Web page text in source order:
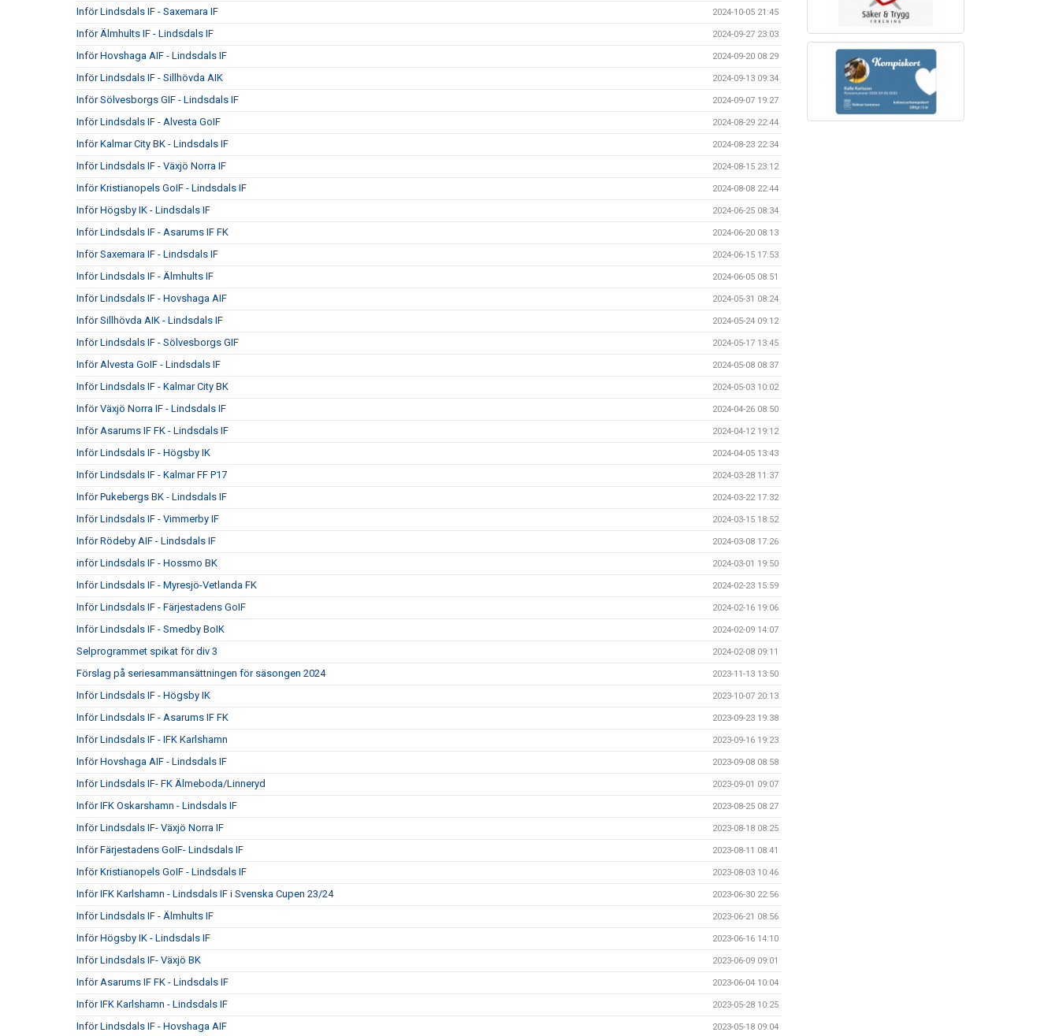
Inför Lindsdals IF - Saxemara IF 2024-10-05 21:45
Inför Älmhults IF - Lindsdals IF 2024-09-27 23:03
Inför Hovshaga AIF - Lindsdals IF 2024-09-20 08:29
Inför Lindsdals IF - Sillhövda AIK 2024-09-13 09:34
Inför Sölvesborgs GIF - Lindsdals IF 2024-09-07 19:27
Inför Lindsdals IF - Alvesta GoIF 2024-08-29 22:44
Inför Kalmar City BK - Lindsdals IF 2024-08-23 22:34
Inför Lindsdals IF - Växjö Norra IF 2024-08-15 23:12
Inför Kristianopels GoIF - Lindsdals IF 2024-08-08 22:44
Inför Högsby IK - Lindsdals IF 2024-06-25 08:34
Inför Lindsdals IF - Asarums IF FK 2024-06-20 08:13
Inför Saxemara IF - Lindsdals IF 2024-06-15 17:53
Inför Lindsdals IF - Älmhults IF 2024-06-05 08:51
Inför Lindsdals IF - Hovshaga AIF 2024-05-31 08:24
Inför Sillhövda AIK - Lindsdals IF 2024-05-24 09:12
Inför Lindsdals IF - Sölvesborgs GIF 2024-05-17 13:45
Inför Alvesta GoIF - Lindsdals IF 2024-05-08 08:37
Inför Lindsdals IF - Kalmar City BK 2024-05-03 10:02
Inför Växjö Norra IF - Lindsdals IF 2024-04-26 08:50
Inför Asarums IF FK - Lindsdals IF 2024-04-12 19:12
Inför Lindsdals IF - Högsby IK 2024-04-05 13:43
Inför Lindsdals IF - Kalmar FF P17 2024-03-28 11:37
Inför Pukebergs BK - Lindsdals IF 2024-03-22 17:32
Inför Lindsdals IF - Vimmerby IF 2024-03-15 18:52
Inför Rödeby AIF - Lindsdals IF 2024-03-08 17:26
inför Lindsdals IF - Hossmo BK 2024-03-01 19:50
Inför Lindsdals IF - Myresjö-Vetlanda FK 2024-02-23 15:59
Inför Lindsdals IF - Färjestadens GoIF 2024-02-16 19:06
Inför Lindsdals IF - Smedby BoIK 2024-02-09 14:07
Selprogrammet spikat för div 3 2024-02-08 09:11
Förslag på seriesammansättningen för säsongen 2024 2023-11-13 13:50
Inför Lindsdals IF - Högsby IK 2023-10-07 20:13
Inför Lindsdals IF - Asarums IF FK 2023-09-23 19:38
Inför Lindsdals IF - IFK Karlshamn 2023-09-16 19:23
Inför Hovshaga AIF - Lindsdals IF 2023-09-08 08:58
Inför Lindsdals IF- FK Älmeboda/Linneryd 2023-09-01 09:07
Inför IFK Oskarshamn - Lindsdals IF 2023-08-25 08:27
Inför Lindsdals IF- Växjö Norra IF 2023-08-18 08:25
Inför Färjestadens GoIF- Lindsdals IF 2023-08-11 08:41
Inför Kristianopels GoIF - Lindsdals IF 2023-08-03 10:46
Inför IFK Karlshamn - Lindsdals IF i Svenska Cupen 23/24 2023-06-30 22:56
Inför Lindsdals IF - Älmhults IF 2023-06-21 08:56
Inför Högsby IK - Lindsdals IF 2023-06-16 14:10
Inför Lindsdals IF- Växjö BK 2023-06-09 09:01
Inför Asarums IF FK - Lindsdals IF 2023-06-04 10:04
Inför IFK Karlshamn - Lindsdals IF 2023-05-28 10:25
Inför Lindsdals IF - Hovshaga AIF 2023-05-18 09:04